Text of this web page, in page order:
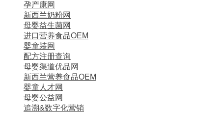
孕产康网
新西兰奶粉网
母婴益生菌网
进口营养食品OEM
婴童装网
配方注册查询
母婴渠道优品网
新西兰营养食品OEM
婴童人才网
母婴公益网
追溯&数字化营销